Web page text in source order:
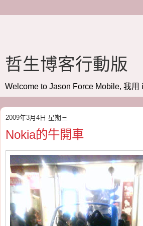
哲生博客行動版
Welcome to Jason Force Mobile, 我用
2009年3月4日 星期三
Nokia的牛開車